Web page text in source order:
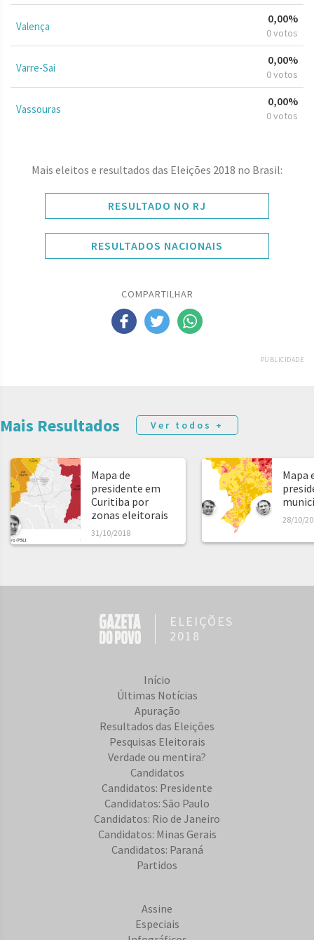
Valença
0,00%
0 votos
Varre-Sai
0,00%
0 votos
Vassouras
0,00%
0 votos
Mais eleitos e resultados das Eleições 2018 no Brasil:
RESULTADO NO RJ
RESULTADOS NACIONAIS
COMPARTILHAR
PUBLICIDADE
Mais Resultados Ver todos +
Mapa de
presidente em
Curitiba por
zonas eleitorais
31/10/2018
Mapa
28/10/
ELEIÇÕES
2018
Início
Últimas Notícias
Apuração
Resultados das Eleições
Pesquisas Eleitorais
Verdade ou mentira?
Candidatos
Candidatos: Presidente
Candidatos: São Paulo
Candidatos: Rio de Janeiro
Candidatos: Minas Gerais
Candidatos: Paraná
Partidos
Assine
Especiais